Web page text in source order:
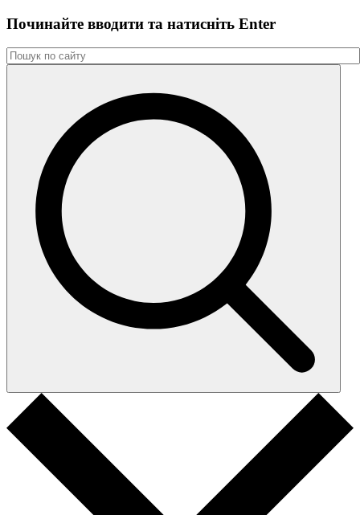
Починайте вводити та натиснiть Enter